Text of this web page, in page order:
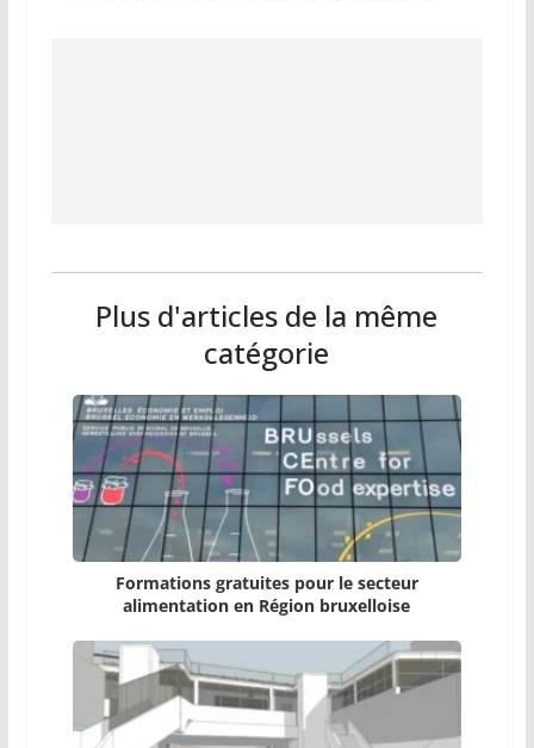
Plus d'articles de la même
catégorie
Formations gratuites pour le secteur
alimentation en Région bruxelloise